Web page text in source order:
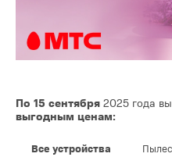
По 15 сентября 2025 года
выгодным ценам:
Все устройства